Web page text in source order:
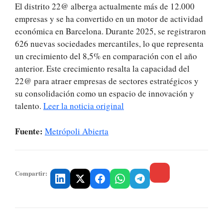
El distrito 22@ alberga actualmente más de 12.000
empresas y se ha convertido en un motor de actividad
económica en Barcelona. Durante 2025, se registraron
626 nuevas sociedades mercantiles, lo que representa
un crecimiento del 8,5% en comparación con el año
anterior. Este crecimiento resalta la capacidad del
22@ para atraer empresas de sectores estratégicos y
su consolidación como un espacio de innovación y
talento. Leer la noticia original
Fuente: Metrópoli Abierta
Compartir: